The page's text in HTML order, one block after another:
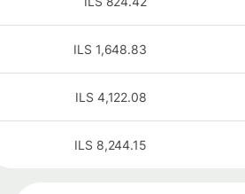
1,648.83
ILS
4,122.08
ILS
8,244.15
ILS